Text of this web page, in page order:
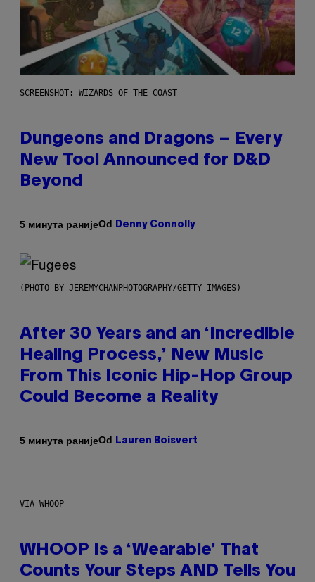
SCREENSHOT: WIZARDS OF THE COAST
Dungeons and Dragons – Every
New Tool Announced for D&D
Beyond
5 минута ранијеOd Denny Connolly
(PHOTO BY JEREMYCHANPHOTOGRAPHY/GETTY IMAGES)
After 30 Years and an ‘Incredible
Healing Process,’ New Music
From This Iconic Hip-Hop Group
Could Become a Reality
5 минута ранијеOd Lauren Boisvert
VIA WHOOP
WHOOP Is a ‘Wearable’ That
Counts Your Steps AND Tells You